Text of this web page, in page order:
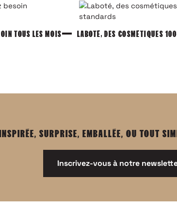
TOUS LES MOIS LABOTÉ, DES COSMÉTIQUES
SURPRISE, EMBALLÉE, OU TOUT
Inscrivez-vous à notre